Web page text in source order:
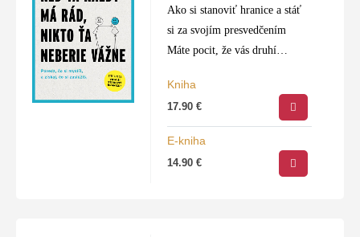
Ako si stanoviť hranice a stáť
si za svojím presvedčením
Máte pocit, že vás druhí
svoj názor, lebo chcete byť s
každým zadobre? Vždy keď sa
pokúsite…
Kniha
17.90€
E-kniha
14.90€